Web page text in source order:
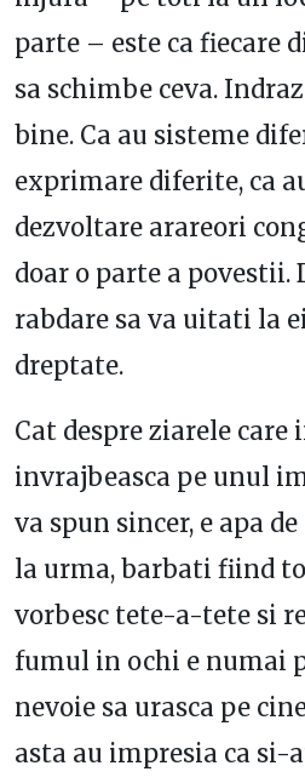
parte – este ca fiecare
sa schimbe ceva.
bine. Ca au sisteme
exprimare diferite, ca
dezvoltare arareori
doar o parte a povestii.
rabdare sa va uitati la
dreptate.
Cat despre ziarele care
invrajbeasca pe unul
va spun sincer, e apa
la urma, barbati fiind
vorbesc tete-a-tete si
fumul in ochi e numai
nevoie sa urasca pe
asta au impresia ca si-